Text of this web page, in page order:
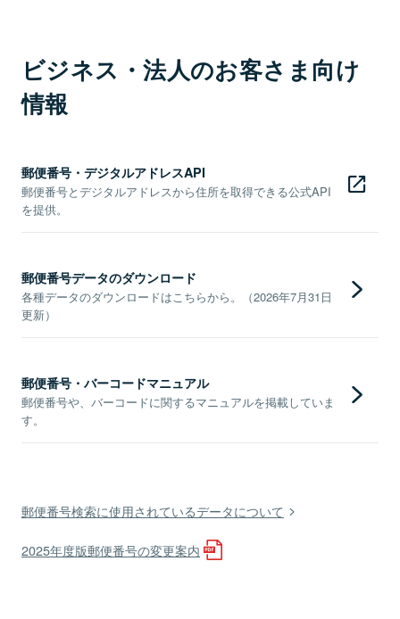
ビジネス・法人のお客さま向け
情報
郵便番号・デジタルアドレスAPI
郵便番号とデジタルアドレスから住所を取得できる公式API
を提供。
郵便番号データのダウンロード
各種データのダウンロードはこちらから。（2026年7月31日
更新）
郵便番号・バーコードマニュアル
郵便番号や、バーコードに関するマニュアルを掲載していま
す。
郵便番号検索に使用されているデータについて
2025年度版郵便番号の変更案内